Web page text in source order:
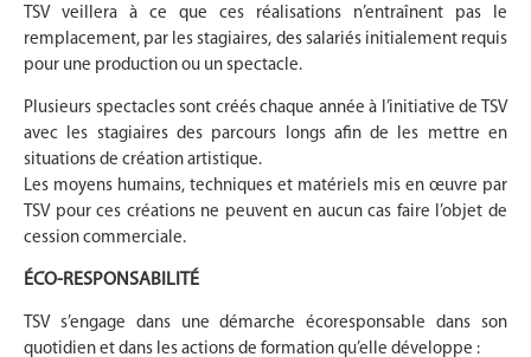
TSV veillera à ce que ces réalisations n’entraînent pas le
remplacement, par les stagiaires, des salariés initialement requis
pour une production ou un spectacle.
Plusieurs spectacles sont créés chaque année à l’initiative de TSV
avec les stagiaires des parcours longs afin de les mettre en
situations de création artistique.
Les moyens humains, techniques et matériels mis en œuvre par
TSV pour ces créations ne peuvent en aucun cas faire l’objet de
cession commerciale.
ÉCO-RESPONSABILITÉ
TSV s’engage dans une démarche écoresponsable dans son
quotidien et dans les actions de formation qu’elle développe :